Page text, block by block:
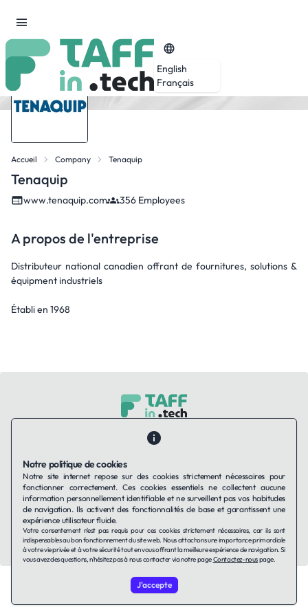
English
Français
Accueil Company Tenaquip
Tenaquip
www.tenaquip.com 356 Employees
A propos de l'entreprise
Distributeur national canadien offrant de fournitures, solutions &
équipment industriels
Établi en 1968
Qui sommes-nous ?
Politique de cookies
LinkedIn
© 2026 TAFFin.Tech. Tous droits réservés.
Notre politique de cookies
Notre site internet repose sur des cookies strictement nécessaires pour
fonctionner correctement. Ces cookies essentiels ne collectent aucune
information personnellement identifiable et ne surveillent pas vos habitudes
de navigation. Ils activent des fonctionnalités de base et garantissent une
expérience utilisateur fluide.
Votre consentement n'est pas requis pour ces cookies strictement nécessaires, car ils sont
indispensables au bon fonctionnement du site web. Nous attachons une importance primordiale
à votre vie privée et à votre sécurité tout en vous offrant la meilleure expérience de navigation. Si
vous avez des questions, n'hésitez pas à nous contacter via notre pageContactez-nouspage.
J'accepte